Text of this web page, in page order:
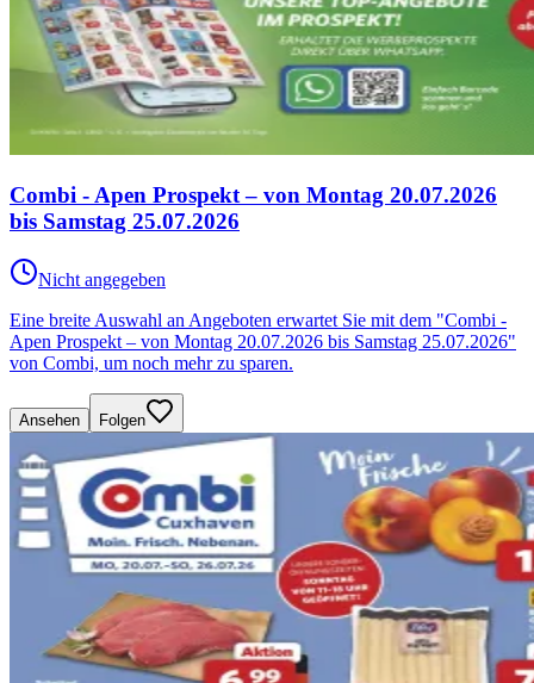
Combi - Apen Prospekt – von Montag 20.07.2026
bis Samstag 25.07.2026
Nicht angegeben
Eine breite Auswahl an Angeboten erwartet Sie mit dem "Combi -
Apen Prospekt – von Montag 20.07.2026 bis Samstag 25.07.2026"
von Combi, um noch mehr zu sparen.
Ansehen Folgen